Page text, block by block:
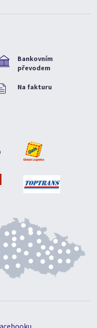
Bankovním
převodem
Na fakturu